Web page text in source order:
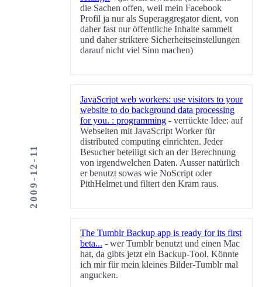
2009-12-11
die Sachen offen, weil mein Facebook
Profil ja nur als Superaggregator dient, von
daher fast nur öffentliche Inhalte sammelt
und daher striktere Sicherheitseinstellungen
darauf nicht viel Sinn machen)
JavaScript web workers: use visitors to your
website to do background data processing
for you. : programming - verrückte Idee: auf
Webseiten mit JavaScript Worker für
distributed computing einrichten. Jeder
Besucher beteiligt sich an der Berechnung
von irgendwelchen Daten. Ausser natürlich
er benutzt sowas wie NoScript oder
PithHelmet und filtert den Kram raus.
The Tumblr Backup app is ready for its first
beta... - wer Tumblr benutzt und einen Mac
hat, da gibts jetzt ein Backup-Tool. Könnte
ich mir für mein kleines Bilder-Tumblr mal
angucken.